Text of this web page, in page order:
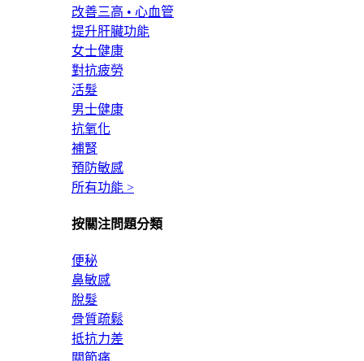
改善三高 • 心血管
提升肝臟功能
女士健康
對抗疲勞
活髮
男士健康
抗氧化
補腎
預防敏感
所有功能 >
按關注問題分類
便秘
鼻敏感
脫髮
骨質疏鬆
抵抗力差